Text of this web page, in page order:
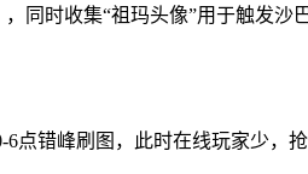
同时收集“祖玛头像”用于触发沙
错峰刷图，此时在线玩家少，抢